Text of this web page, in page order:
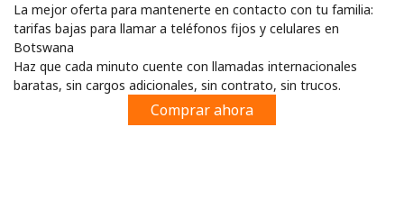
Regístrate con
o
La mejor oferta para mantenerte en contacto con tu familia:
tarifas bajas para llamar a teléfonos fijos y celulares en
Botswana
Haz que cada minuto cuente con llamadas internacionales
baratas, sin cargos adicionales, sin contrato, sin trucos.
Comprar ahora